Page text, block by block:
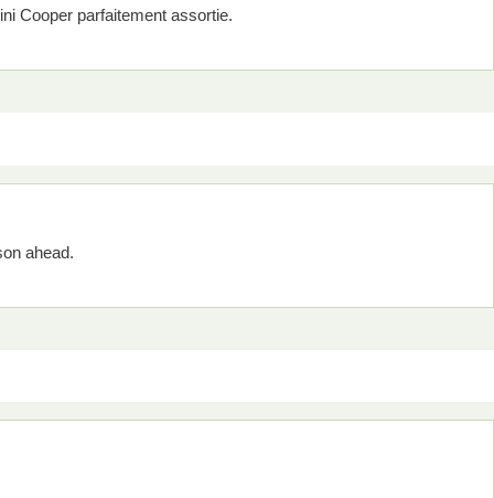
Cooper parfaitement assortie.
ahead.